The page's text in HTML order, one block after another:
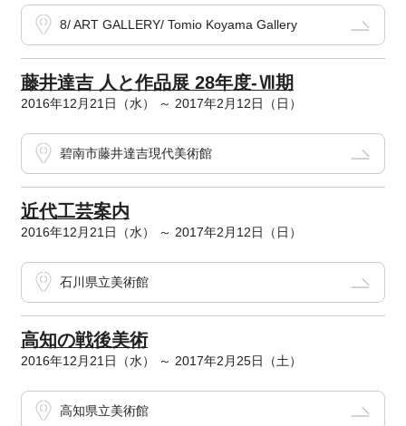
8/ ART GALLERY/ Tomio Koyama Gallery
藤井達吉 人と作品展 28年度-Ⅶ期
2016年12月21日（水） ～ 2017年2月12日（日）
碧南市藤井達吉現代美術館
近代工芸案内
2016年12月21日（水） ～ 2017年2月12日（日）
石川県立美術館
高知の戦後美術
2016年12月21日（水） ～ 2017年2月25日（土）
高知県立美術館